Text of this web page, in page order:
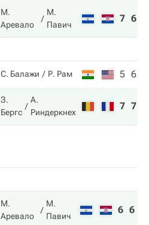
М.
Аревало
М.
Павич
7 6
С. Балажи Р. Рам 5 6
З.
Бергс
А.
Риндеркнех
7 7
М.
Аревало
М.
Павич
6 6